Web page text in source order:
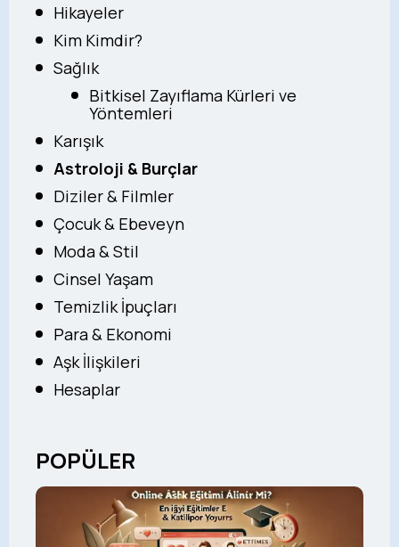
Hikayeler
Kim Kimdir?
Sağlık
Bitkisel Zayıflama Kürleri ve
Yöntemleri
Karışık
Astroloji & Burçlar
Diziler & Filmler
Çocuk & Ebeveyn
Moda & Stil
Cinsel Yaşam
Temizlik İpuçları
Para & Ekonomi
Aşk İlişkileri
Hesaplar
POPÜLER